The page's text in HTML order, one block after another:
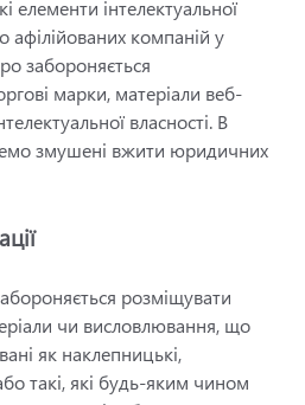
елементи інтелектуальної
афілійованих компаній у
забороняється
марки, матеріали веб-
власності. В
змушені вжити юридичних
розміщувати
чи висловлювання, що
як наклепницькі,
такі, які будь-яким чином